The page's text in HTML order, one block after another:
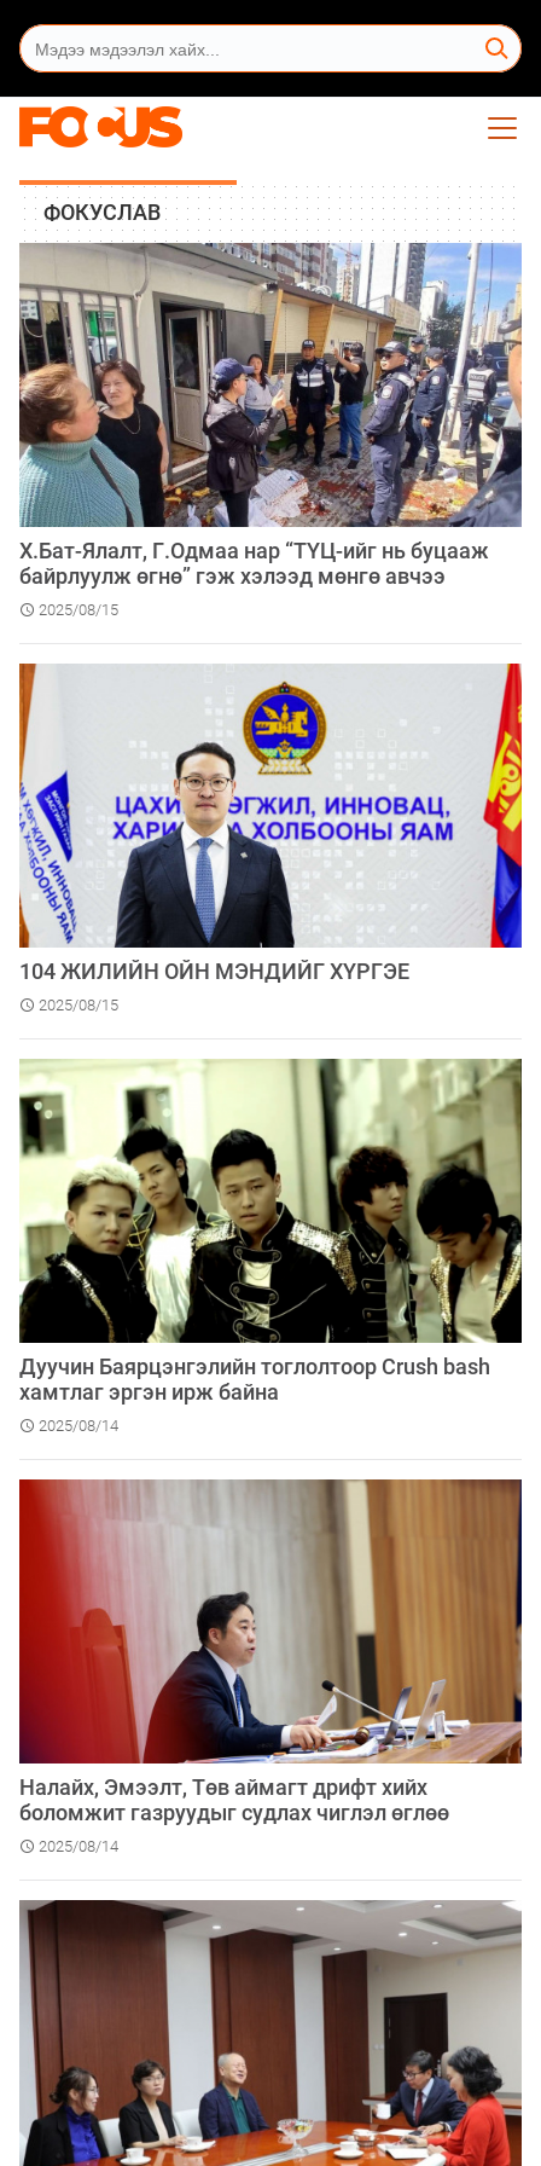
ФОКУСЛАВ
Х.Бат-Ялалт, Г.Одмаа нар “ТҮЦ-ийг нь буцааж
байрлуулж өгнө” гэж хэлээд мөнгө авчээ
2025/08/15
104 ЖИЛИЙН ОЙН МЭНДИЙГ ХҮРГЭЕ
2025/08/15
Дуучин Баярцэнгэлийн тоглолтоор Crush bash
хамтлаг эргэн ирж байна
2025/08/14
Налайх, Эмээлт, Төв аймагт дрифт хийх
боломжит газруудыг судлах чиглэл өглөө
2025/08/14